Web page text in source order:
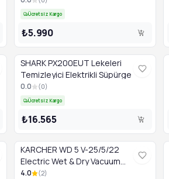
Ücretsiz Kargo
₺5.990
SHARK PX200EUT Lekeleri
Temizleyici Elektrikli Süpürge
0.0 (0)
Ücretsiz Kargo
₺16.565
KARCHER WD 5 V-25/5/22
Electric Wet & Dry Vacuum
Cleaner with Container
4.0 (2)